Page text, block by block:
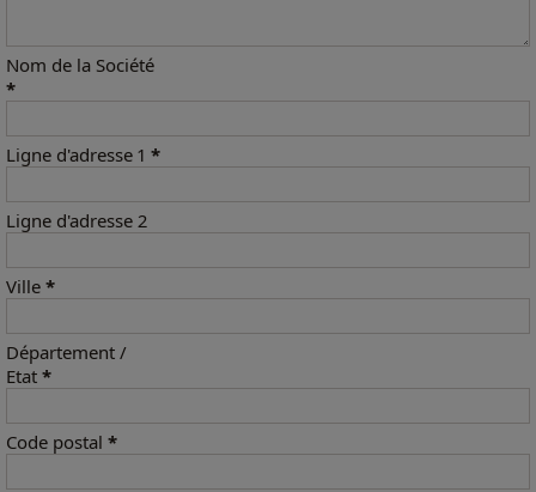
Nom de la Société
*
Ligne d'adresse 1 *
Ligne d'adresse 2
Ville *
Département /
Etat *
Code postal *